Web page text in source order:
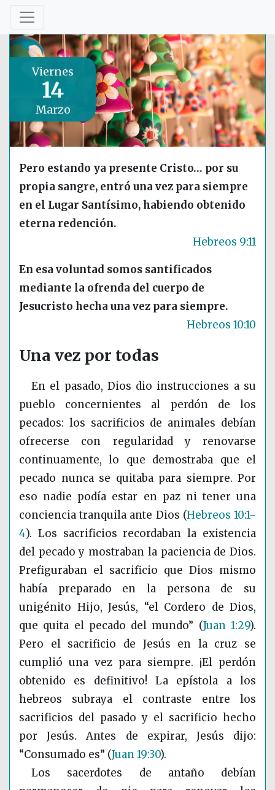
Viernes
14
Marzo
Pero estando ya presente Cristo… por su
propia sangre, entró una vez para siempre
en el Lugar Santísimo, habiendo obtenido
eterna redención.
Hebreos 9:11
En esa voluntad somos santificados
mediante la ofrenda del cuerpo de
Jesucristo hecha una vez para siempre.
Hebreos 10:10
Una vez por todas
En el pasado, Dios dio instrucciones a su
pueblo concernientes al perdón de los
pecados: los sacrificios de animales debían
ofrecerse con regularidad y renovarse
continuamente, lo que demostraba que el
pecado nunca se quitaba para siempre. Por
eso nadie podía estar en paz ni tener una
conciencia tranquila ante Dios (Hebreos 10:1-
4). Los sacrificios recordaban la existencia
del pecado y mostraban la paciencia de Dios.
Prefiguraban el sacrificio que Dios mismo
había preparado en la persona de su
unigénito Hijo, Jesús, “el Cordero de Dios,
que quita el pecado del mundo” (Juan 1:29).
Pero el sacrificio de Jesús en la cruz se
cumplió una vez para siempre. ¡El perdón
obtenido es definitivo! La epístola a los
hebreos subraya el contraste entre los
sacrificios del pasado y el sacrificio hecho
por Jesús. Antes de expirar, Jesús dijo:
“Consumado es” (Juan 19:30).
Los sacerdotes de antaño debían